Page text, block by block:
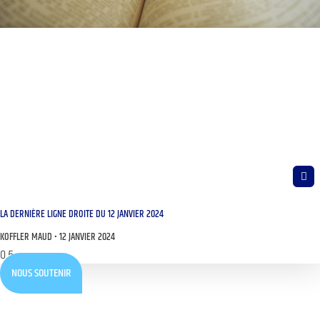
LA DERNIÈRE LIGNE DROITE DU 12 JANVIER 2024
KOFFLER MAUD 12 JANVIER 2024
NOUS SOUTENIR